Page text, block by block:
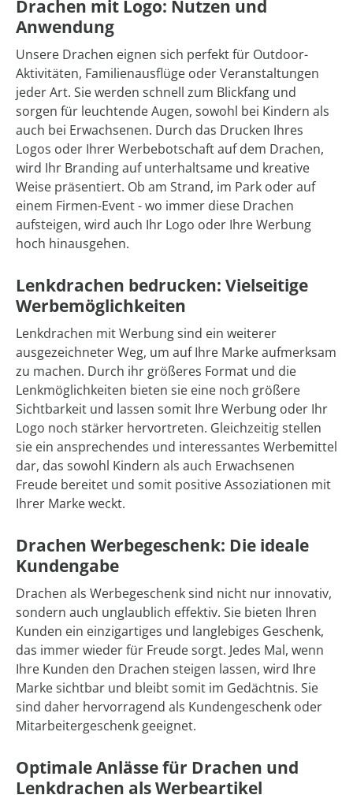
Drachen mit Logo: Nutzen und
Anwendung
Unsere Drachen eignen sich perfekt für Outdoor-
Aktivitäten, Familienausflüge oder Veranstaltungen
jeder Art. Sie werden schnell zum Blickfang und
sorgen für leuchtende Augen, sowohl bei Kindern als
auch bei Erwachsenen. Durch das Drucken Ihres
Logos oder Ihrer Werbebotschaft auf dem Drachen,
wird Ihr Branding auf unterhaltsame und kreative
Weise präsentiert. Ob am Strand, im Park oder auf
einem Firmen-Event - wo immer diese Drachen
aufsteigen, wird auch Ihr Logo oder Ihre Werbung
hoch hinausgehen.
Lenkdrachen bedrucken: Vielseitige
Werbemöglichkeiten
Lenkdrachen mit Werbung sind ein weiterer
ausgezeichneter Weg, um auf Ihre Marke aufmerksam
zu machen. Durch ihr größeres Format und die
Lenkmöglichkeiten bieten sie eine noch größere
Sichtbarkeit und lassen somit Ihre Werbung oder Ihr
Logo noch stärker hervortreten. Gleichzeitig stellen
sie ein ansprechendes und interessantes Werbemittel
dar, das sowohl Kindern als auch Erwachsenen
Freude bereitet und somit positive Assoziationen mit
Ihrer Marke weckt.
Drachen Werbegeschenk: Die ideale
Kundengabe
Drachen als Werbegeschenk sind nicht nur innovativ,
sondern auch unglaublich effektiv. Sie bieten Ihren
Kunden ein einzigartiges und langlebiges Geschenk,
das immer wieder für Freude sorgt. Jedes Mal, wenn
Ihre Kunden den Drachen steigen lassen, wird Ihre
Marke sichtbar und bleibt somit im Gedächtnis. Sie
sind daher hervorragend als Kundengeschenk oder
Mitarbeitergeschenk geeignet.
Optimale Anlässe für Drachen und
Lenkdrachen als Werbeartikel